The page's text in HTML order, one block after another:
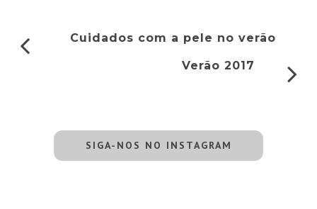
Cuidados com a pele no verão
Verão 2017
SIGA-NOS NO INSTAGRAM